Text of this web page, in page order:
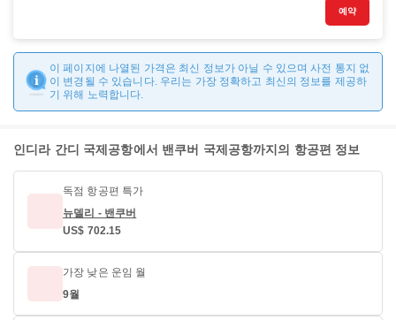
예약
이 페이지에 나열된 가격은 최신 정보가 아닐 수 있으며 사전 통지 없
이 변경될 수 있습니다. 우리는 가장 정확하고 최신의 정보를 제공하
기 위해 노력합니다.
인디라 간디 국제공항에서 밴쿠버 국제공항까지의 항공편 정보
독점 항공편 특가
뉴델리 - 밴쿠버
US$ 702.15
가장 낮은 운임 월
9월